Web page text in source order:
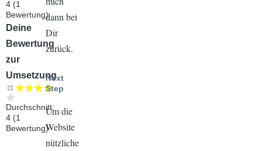
4 (1
Bewertung)
Audiodatei
Deine
Bewertung
zur
Umsetzung
Durchschnitt:
4 (1
Bewertung)
dann bei
Dir
zurück.
Next
Step
Um die
Website
nützliche